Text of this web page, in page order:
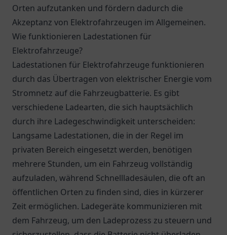
Orten aufzutanken und fördern dadurch die
Akzeptanz von Elektrofahrzeugen im Allgemeinen.
Wie funktionieren Ladestationen für
Elektrofahrzeuge?
Ladestationen für Elektrofahrzeuge funktionieren
durch das Übertragen von elektrischer Energie vom
Stromnetz auf die Fahrzeugbatterie. Es gibt
verschiedene Ladearten, die sich hauptsächlich
durch ihre Ladegeschwindigkeit unterscheiden:
Langsame Ladestationen, die in der Regel im
privaten Bereich eingesetzt werden, benötigen
mehrere Stunden, um ein Fahrzeug vollständig
aufzuladen, während Schnellladesäulen, die oft an
öffentlichen Orten zu finden sind, dies in kürzerer
Zeit ermöglichen. Ladegeräte kommunizieren mit
dem Fahrzeug, um den Ladeprozess zu steuern und